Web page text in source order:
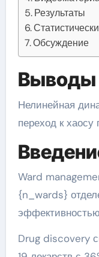
Результаты
Обсуждение
Выводы
Нелинейная динамика системы демонстрирует
переход к хаосу
Ward
{n_wards}
Drug discovery